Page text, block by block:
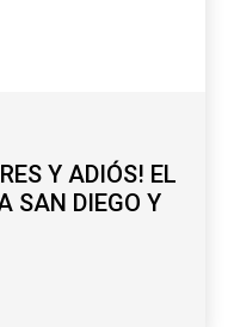
Y ADIÓS! EL
SAN DIEGO Y